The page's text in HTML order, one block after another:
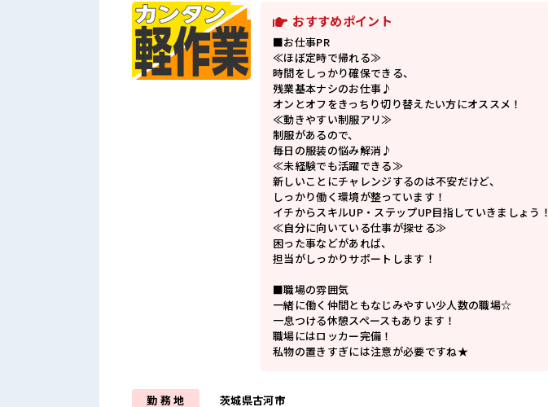
おすすめポイント
■お仕事PR
≪ほぼ定時で帰れる≫
時間をしっかり確保できる、
残業基本ナシのお仕事♪
オンとオフをきっちり切り替えたい方にオススメ！
≪動きやすい制服アリ≫
制服があるので、
毎日の服装の悩み解消♪
≪未経験でも活躍できる≫
新しいことにチャレンジするのは不安だけど、
しっかり働く環境が整っています！
イチからスキルUP・ステップUP目指していきましょう！
≪自分に向いている仕事が探せる≫
困った事などがあれば、
担当がしっかりサポートします！
■職場の雰囲気
一緒に働く仲間ともなじみやすい少人数の職場☆
一息つける休憩スペースもあります！
職場にはロッカー完備！
私物の置きすぎには注意が必要ですね★
勤 務 地
茨城県古河市